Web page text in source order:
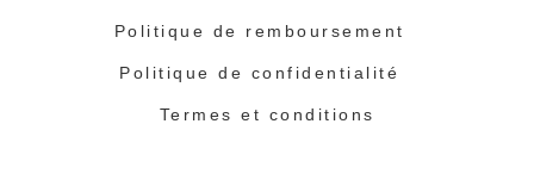
Politique de remboursement
Politique de confidentialité
Termes et conditions